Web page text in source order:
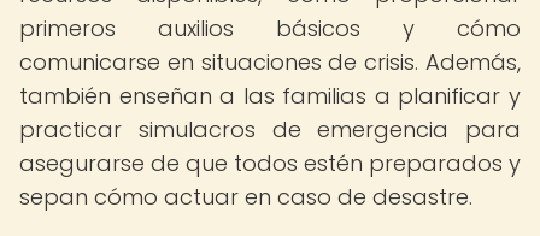
primeros auxilios básicos y cómo
comunicarse en situaciones de crisis. Además,
también enseñan a las familias a planificar y
practicar simulacros de emergencia para
asegurarse de que todos estén preparados y
sepan cómo actuar en caso de desastre.